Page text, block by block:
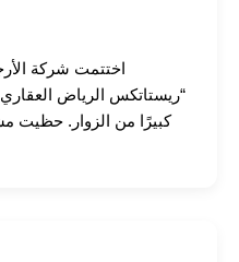
اختتمت شركة
كبيرًا من الزوار. حظيت